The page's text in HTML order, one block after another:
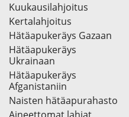
Kuukausilahjoitus
Kertalahjoitus
Hätäapukeräys Gazaan
Hätäapukeräys
Ukrainaan
Hätäapukeräys
Afganistaniin
Naisten hätäapurahasto